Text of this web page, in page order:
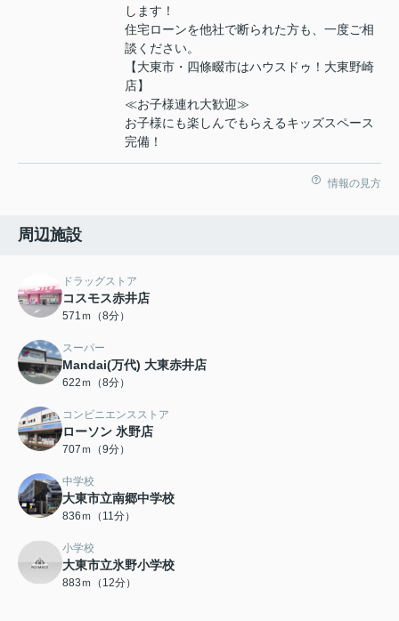
します！
住宅ローンを他社で断られた方も、一度ご相
談ください。
【大東市・四條畷市はハウスドゥ！大東野崎
店】
≪お子様連れ大歓迎≫
お子様にも楽しんでもらえるキッズスペース
完備！
情報の見方
周辺施設
ドラッグストア
コスモス赤井店
571ｍ（8分）
スーパー
Mandai(万代) 大東赤井店
622ｍ（8分）
コンビニエンスストア
ローソン 氷野店
707ｍ（9分）
中学校
大東市立南郷中学校
836ｍ（11分）
小学校
大東市立氷野小学校
883ｍ（12分）